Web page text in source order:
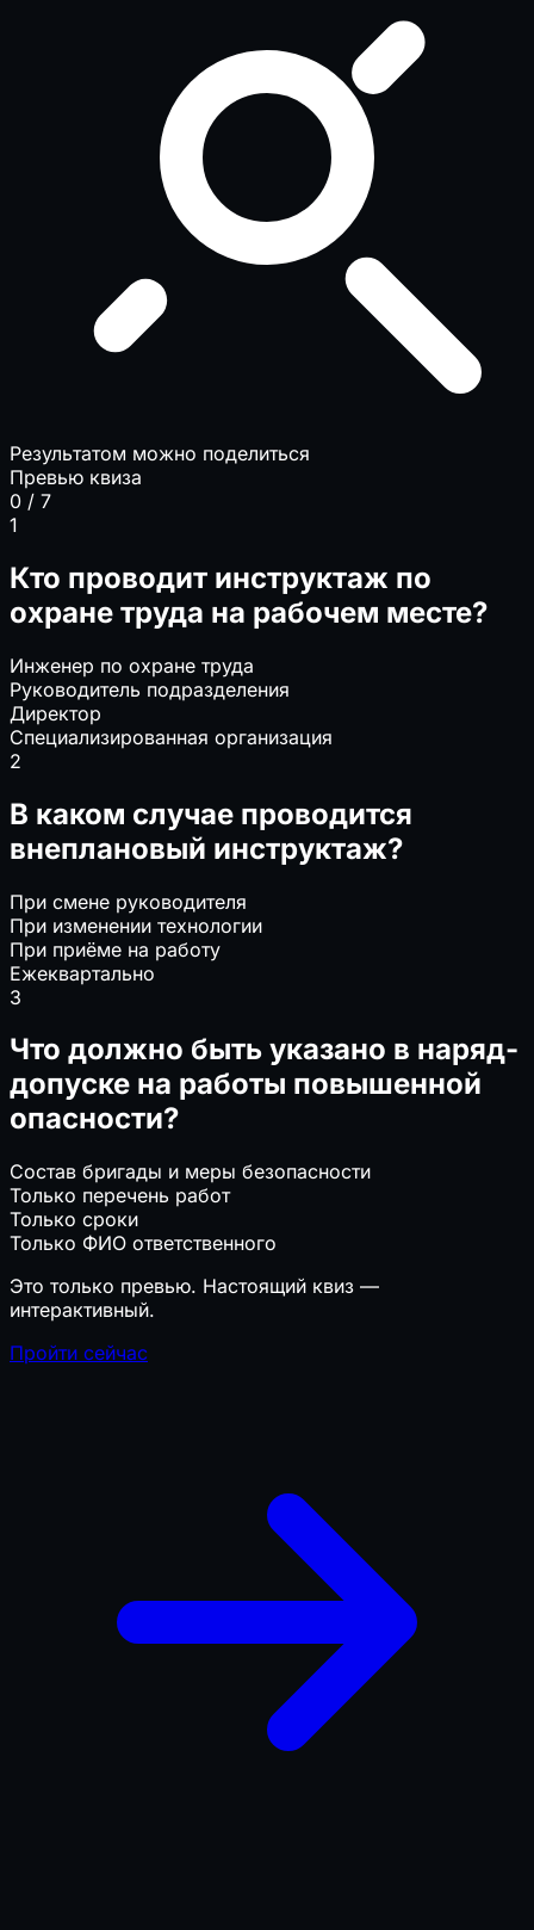
Результатом можно поделиться
Превью квиза
0 / 7
1
Кто проводит инструктаж по
охране труда на рабочем месте?
Инженер по охране труда
Руководитель подразделения
Директор
Специализированная организация
2
В каком случае проводится
внеплановый инструктаж?
При смене руководителя
При изменении технологии
При приёме на работу
Ежеквартально
3
Что должно быть указано в наряд-
допуске на работы повышенной
опасности?
Состав бригады и меры безопасности
Только перечень работ
Только сроки
Только ФИО ответственного
Это только превью. Настоящий квиз —
интерактивный.
Пройти сейчас